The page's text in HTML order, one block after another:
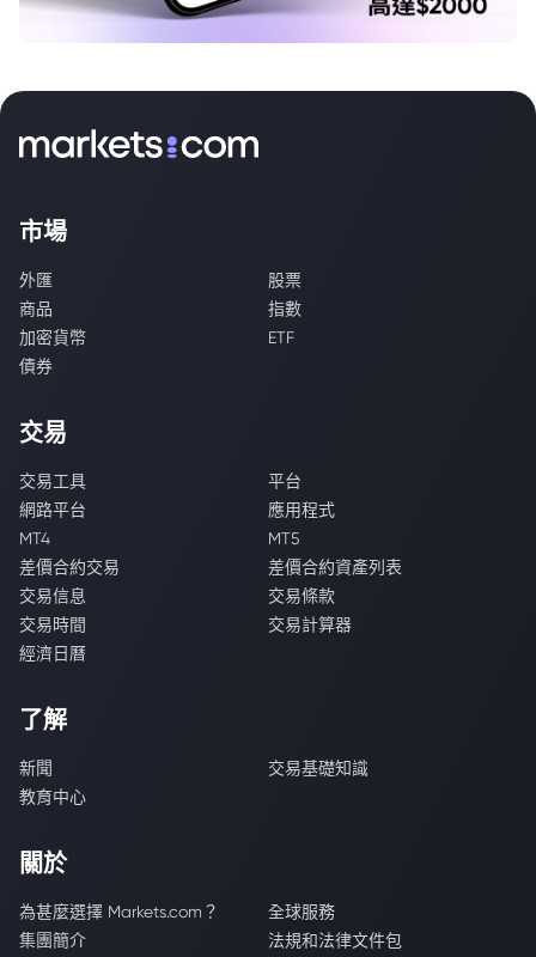
市場
外匯
股票
商品
指數
加密貨幣
ETF
債券
交易
交易工具
平台
網路平台
應用程式
MT4
MT5
差價合約交易
差價合約資產列表
交易信息
交易條款
交易時間
交易計算器
經濟日曆
了解
新聞
交易基礎知識
教育中心
關於
為甚麼選擇 Markets.com？
全球服務
集團簡介
法規和法律文件包